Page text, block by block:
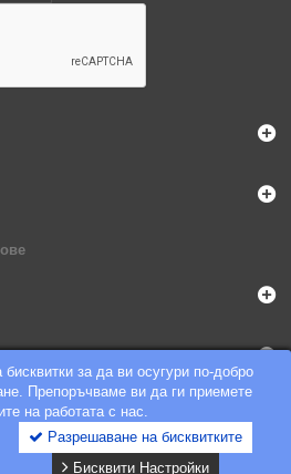
за да ви осугури по-добро
Препоръчваме ви да ги приемете
на работата с нас.
Разрешаване на бисквитките
Бисквити Настройки